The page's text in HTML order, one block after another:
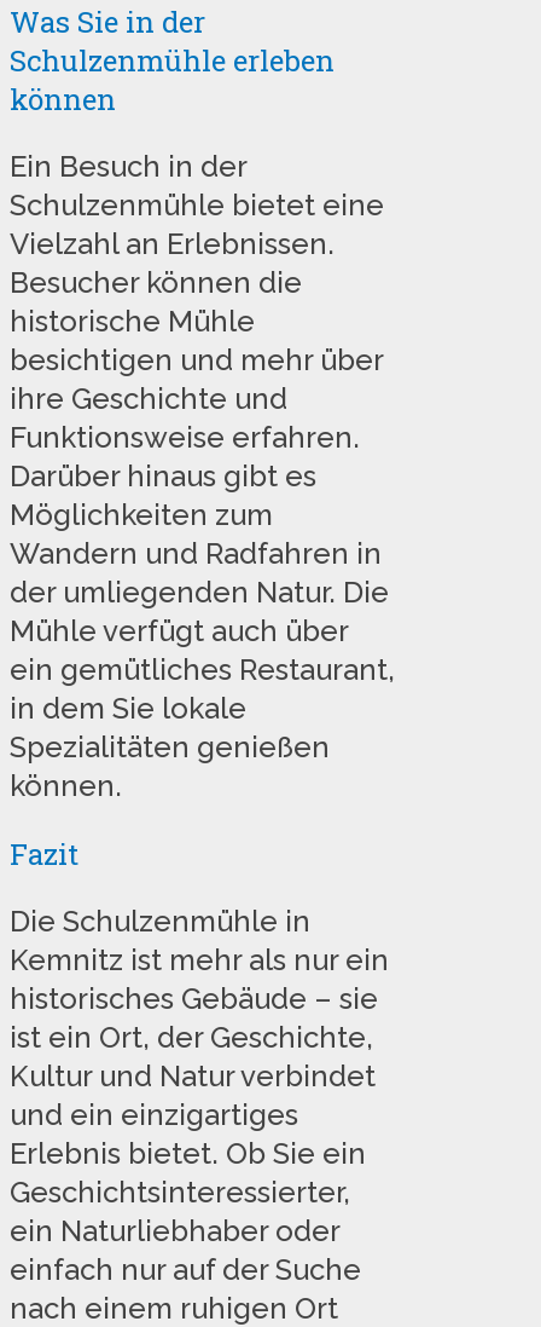
Was Sie in der
Schulzenmühle erleben
können
Ein Besuch in der
Schulzenmühle bietet eine
Vielzahl an Erlebnissen.
Besucher können die
historische Mühle
besichtigen und mehr über
ihre Geschichte und
Funktionsweise erfahren.
Darüber hinaus gibt es
Möglichkeiten zum
Wandern und Radfahren in
der umliegenden Natur. Die
Mühle verfügt auch über
ein gemütliches Restaurant,
in dem Sie lokale
Spezialitäten genießen
können.
Fazit
Die Schulzenmühle in
Kemnitz ist mehr als nur ein
historisches Gebäude – sie
ist ein Ort, der Geschichte,
Kultur und Natur verbindet
und ein einzigartiges
Erlebnis bietet. Ob Sie ein
Geschichtsinteressierter,
ein Naturliebhaber oder
einfach nur auf der Suche
nach einem ruhigen Ort